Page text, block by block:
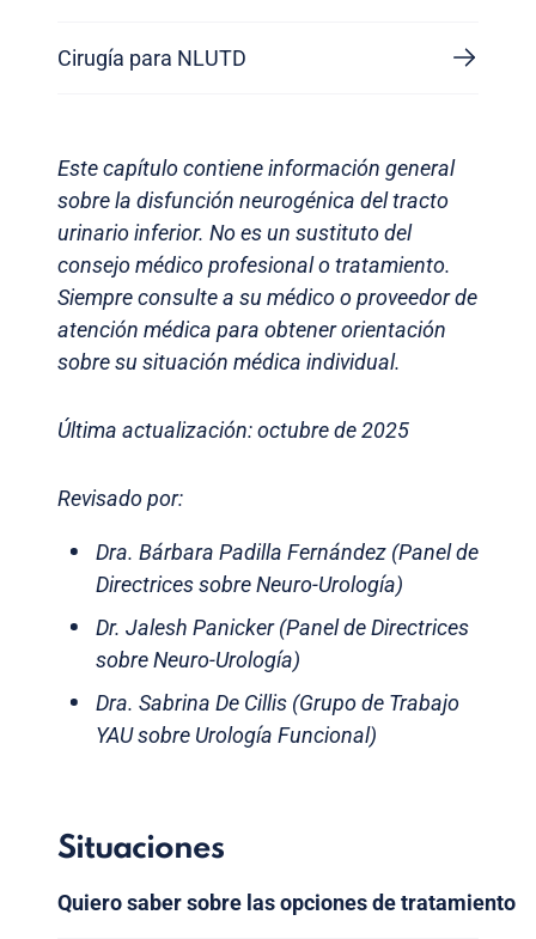
Cirugía para NLUTD
Este capítulo contiene información general
sobre la disfunción neurogénica del tracto
urinario inferior. No es un sustituto del
consejo médico profesional o tratamiento.
Siempre consulte a su médico o proveedor de
atención médica para obtener orientación
sobre su situación médica individual.
Última actualización: octubre de 2025
Revisado por:
Dra. Bárbara Padilla Fernández (Panel de
Directrices sobre Neuro-Urología)
Dr. Jalesh Panicker (Panel de Directrices
sobre Neuro-Urología)
Dra. Sabrina De Cillis (Grupo de Trabajo
YAU sobre Urología Funcional)
Situaciones
Quiero saber sobre las opciones de tratamiento